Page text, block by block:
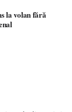
la volan fără